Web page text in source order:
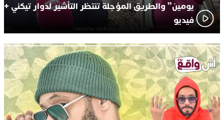
يومين” والطريق المؤجلة تنتظر التأشير لدوار تيكني +
فيديو